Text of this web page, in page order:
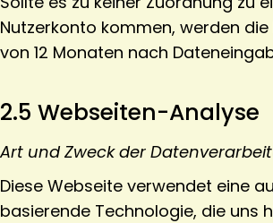
Nutzerkonto kommen, werden
von 12 Monaten nach
2.5 Webseiten-Analyse
Art und Zweck der
Diese Webseite verwendet eine
basierende Technologie, die uns